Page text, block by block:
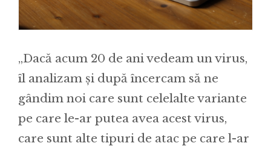
„Dacă acum 20 de ani vedeam un virus,
îl analizam și după încercam să ne
gândim noi care sunt celelalte variante
pe care le-ar putea avea acest virus,
care sunt alte tipuri de atac pe care l-ar